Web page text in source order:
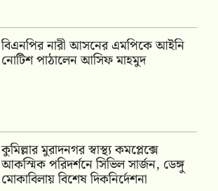
বিএনপির নারী আসনের এমপিকে আইনি
নোটিশ পাঠালেন আসিফ মাহমুদ
কুমিল্লার মুরাদনগর স্বাস্থ্য কমপ্লেক্সে
আকস্মিক পরিদর্শনে সিভিল সার্জন, ডেঙ্গু
মোকাবিলায় বিশেষ দিকনির্দেশনা